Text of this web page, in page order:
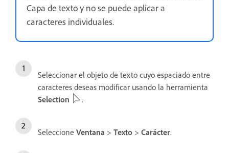
Capa de texto y no se puede aplicar a
caracteres individuales.
Seleccionar el objeto de texto cuyo espaciado entre
caracteres deseas modificar usando la herramienta
Selection
.
Seleccione Ventana > Texto > Carácter.